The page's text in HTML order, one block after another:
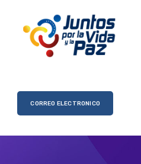
CORREO ELECTRONICO